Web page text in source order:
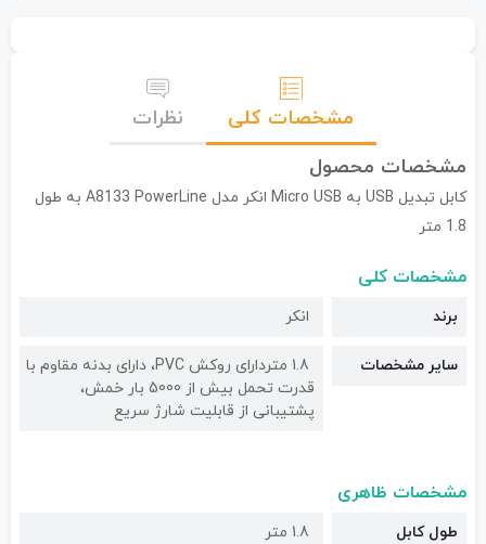
مشخصات کلی
نظرات
مشخصات محصول
کابل تبدیل USB به Micro USB انکر مدل A8133 PowerLine به طول
1.8 متر
مشخصات کلی
برند انکر
سایر مشخصات
1.8 متردارای روکش PVC، دارای بدنه مقاوم با
قدرت تحمل بیش از 5000 بار خمش،
پشتیبانی از قابلیت شارژ سریع
مشخصات ظاهری
طول کابل 1.8 متر